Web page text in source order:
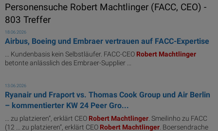
Personensuche Robert Machtlinger (FACC, CEO) -
803 Treffer
18.06.2026
Airbus, Boeing und Embraer vertrauen auf FACC-Expertise
... Kundenbasis kein Selbstläufer. FACC-CEO Robert Machtlinger
betonte anlässlich des Embraer-Supplier ...
13.06.2026
Ryanair und Fraport vs. Thomas Cook Group und Air Berlin
– kommentierter KW 24 Peer Gro...
... zu platzieren“, erklärt CEO Robert Machtlinger. Smeilinho zu FACC
(12 ... zu platzieren“, erklärt CEO Robert Machtlinger. Boersendrache